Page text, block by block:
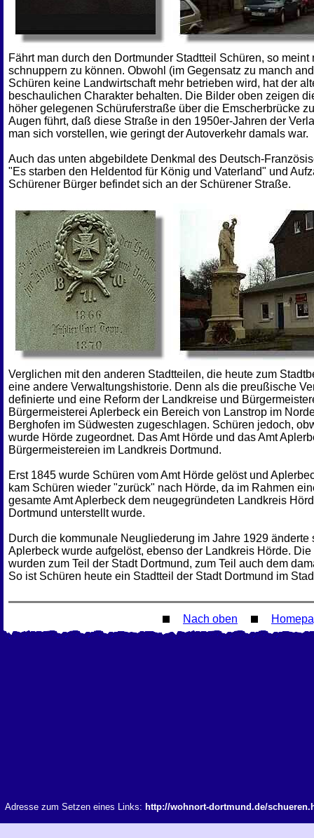
Fährt man durch den Dortmunder Stadtteil Schüren, so
schnuppern zu können. Obwohl (im Gegensatz zu manch
Schüren keine Landwirtschaft mehr betrieben wird, hat der
beschaulichen Charakter behalten. Die Bilder oben zeigen
höher gelegenen Schüruferstraße über die Emscherbrücke
Augen führt, daß diese Straße in den 1950er-Jahren der
man sich vorstellen, wie geringt der Autoverkehr damals war.
Auch das unten abgebildete Denkmal des Deutsch-
"Es starben den Heldentod für König und Vaterland" und
Schürener Bürger befindet sich an der Schürener Straße.
Verglichen mit den anderen Stadtteilen, die heute zum
eine andere Verwaltungshistorie. Denn als die preußische
definierte und eine Reform der Landkreise und
Bürgermeisterei Aplerbeck ein Bereich von Lanstrop im
Berghofen im Südwesten zugeschlagen. Schüren jedoch,
wurde Hörde zugeordnet. Das Amt Hörde und das Amt
Bürgermeistereien im Landkreis Dortmund.
Erst 1845 wurde Schüren vom Amt Hörde gelöst und
kam Schüren wieder "zurück" nach Hörde, da im Rahmen
gesamte Amt Aplerbeck dem neugegründeten Landkreis
Dortmund unterstellt wurde.
Durch die kommunale Neugliederung im Jahre 1929
Aplerbeck wurde aufgelöst, ebenso der Landkreis Hörde.
wurden zum Teil der Stadt Dortmund, zum Teil auch dem
So ist Schüren heute ein Stadtteil der Stadt Dortmund im
Nach oben
Adresse zum Setzen eines Links: http://wohnort-dortmund.de/